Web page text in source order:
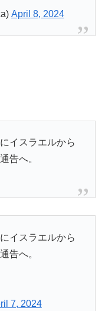
April 8, 2024
イスラエルから
告へ。
イスラエルから
告へ。
7, 2024